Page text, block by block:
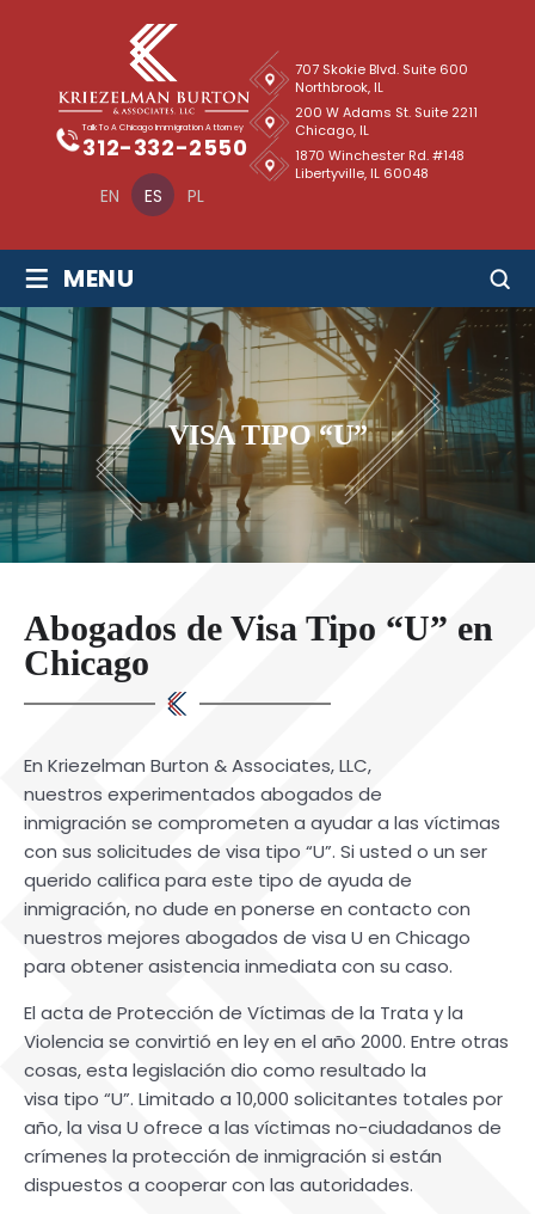
EN ES PL
Talk To A Chicago Immigration Attorney
312-332-2550
707 Skokie Blvd. Suite 600
Northbrook, IL
1870 Winchester Rd. #148
Libertyville, IL 60048
200 W Adams St. Suite 2211
Chicago, IL
≡ MENU
VISA TIPO “U”
Abogados de Visa Tipo “U” en
Chicago
En Kriezelman Burton & Associates, LLC,
nuestros experimentados abogados de
inmigración se comprometen a ayudar a las víctimas
con sus solicitudes de visa tipo “U”. Si usted o un ser
querido califica para este tipo de ayuda de
inmigración, no dude en ponerse en contacto con
nuestros mejores abogados de visa U en Chicago
para obtener asistencia inmediata con su caso.
El acta de Protección de Víctimas de la Trata y la
Violencia se convirtió en ley en el año 2000. Entre otras
cosas, esta legislación dio como resultado la
visa tipo “U”. Limitado a 10,000 solicitantes totales por
año, la visa U ofrece a las víctimas no-ciudadanos de
crímenes la protección de inmigración si están
dispuestos a cooperar con las autoridades.